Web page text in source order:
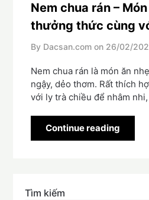
Nem chua rán –
thưởng thức cùng
By Dacsan.com on 26/02/
Nem chua rán là món ăn
ngậy, dẻo thơm. Rất thích
với ly trà chiều để nhâm
Continue reading
Tìm kiếm